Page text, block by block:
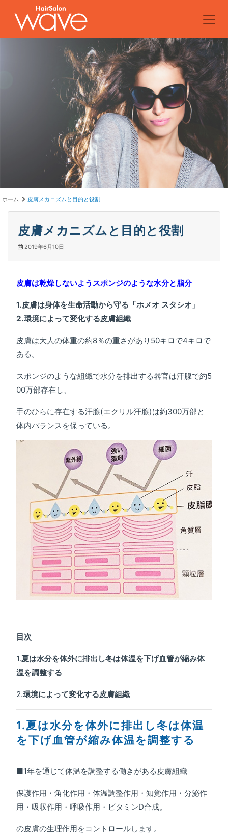
ホーム 皮膚メカニズムと目的と役割
皮膚メカニズムと目的と役割
2019年6月10日
皮膚は乾燥しないようスポンジのような水分と脂分
1.皮膚は身体を生命活動から守る「ホメオ スタシオ」
2.環境によって変化する皮膚組織
皮膚は大人の体重の約8％の重さがあり50キロで4キロで
ある。
スポンジのような組織で水分を排出する器官は汗腺で約5
00万部存在し、
手のひらに存在する汗腺(エクリル汗腺)は約300万部と
体内バランスを保っている。
目次
1.夏は水分を体外に排出し冬は体温を下げ血管が縮み体
温を調整する
2.環境によって変化する皮膚組織
1.夏は水分を体外に排出し冬は体温
を下げ血管が縮み体温を調整する
■1年を通じて体温を調整する働きがある皮膚組織
保護作用・角化作用・体温調整作用・知覚作用・分泌作
用・吸収作用・呼吸作用・ビタミンD合成。
の皮膚の生理作用をコントロールします。